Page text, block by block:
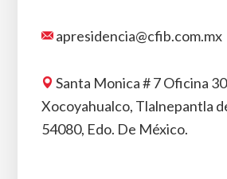
apresidencia@cfib.com.mx
Santa Monica # 7 Oficina
Xocoyahualco, Tlalnepantla
54080, Edo. De México.